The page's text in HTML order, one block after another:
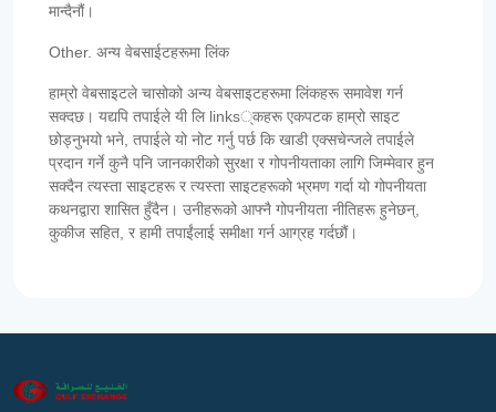
मान्दैनौं।
Other. अन्य वेबसाईटहरूमा लिंक
हाम्रो वेबसाइटले चासोको अन्य वेबसाइटहरूमा लिंकहरू समावेश गर्न
सक्दछ। यद्यपि तपाईले यी लि links्कहरू एकपटक हाम्रो साइट
छोड्नुभयो भने, तपाईले यो नोट गर्नु पर्छ कि खाडी एक्सचेन्जले तपाईले
प्रदान गर्ने कुनै पनि जानकारीको सुरक्षा र गोपनीयताका लागि जिम्मेवार हुन
सक्दैन त्यस्ता साइटहरू र त्यस्ता साइटहरूको भ्रमण गर्दा यो गोपनीयता
कथनद्वारा शासित हुँदैन। उनीहरूको आफ्नै गोपनीयता नीतिहरू हुनेछन्,
कुकीज सहित, र हामी तपाईंलाई समीक्षा गर्न आग्रह गर्दछौं।